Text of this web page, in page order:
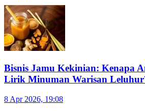
Bisnis Jamu Kekinian: Kenapa
Lirik Minuman Warisan
8 Apr 2026, 19:08